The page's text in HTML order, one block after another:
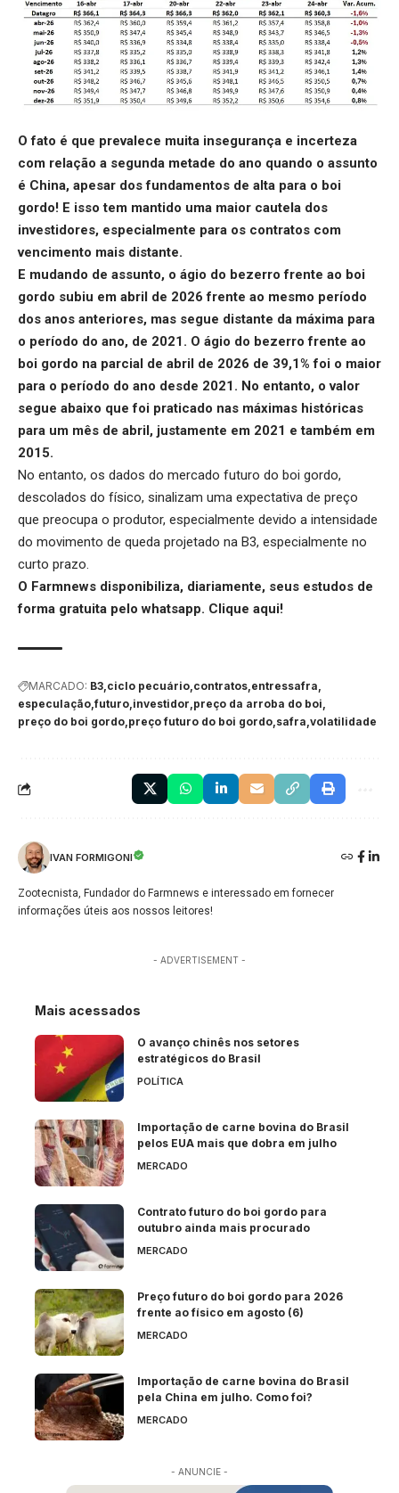
O fato é que prevalece muita insegurança e incerteza
com relação a segunda metade do ano quando o assunto
é China, apesar dos fundamentos de alta para o boi
gordo! E isso tem mantido uma maior cautela dos
investidores, especialmente para os contratos com
vencimento mais distante.
E mudando de assunto, o ágio do bezerro frente ao boi
gordo subiu em abril de 2026 frente ao mesmo período
dos anos anteriores, mas segue distante da máxima para
o período do ano, de 2021. O ágio do bezerro frente ao
boi gordo na parcial de abril de 2026 de 39,1% foi o maior
para o período do ano desde 2021. No entanto, o valor
segue abaixo que foi praticado nas máximas históricas
para um mês de abril, justamente em 2021 e também em
2015.
No entanto, os dados do mercado futuro do boi gordo,
descolados do físico, sinalizam uma expectativa de preço
que preocupa o produtor, especialmente devido a intensidade
do movimento de queda projetado na B3, especialmente no
curto prazo.
O Farmnews disponibiliza, diariamente, seus estudos de
forma gratuita pelo whatsapp. Clique aqui!
MARCADO: B3 ciclo pecuário contratos entressafra
especulação futuro investidor preço da arroba do boi
preço do boi gordo preço futuro do boi gordo safra volatilidade
IVAN FORMIGONI
Zootecnista, Fundador do Farmnews e interessado em fornecer
informações úteis aos nossos leitores!
- ADVERTISEMENT -
Mais acessados
O avanço chinês nos setores
estratégicos do Brasil
POLÍTICA
Importação de carne bovina do Brasil
pelos EUA mais que dobra em julho
MERCADO
Contrato futuro do boi gordo para
outubro ainda mais procurado
MERCADO
Preço futuro do boi gordo para 2026
frente ao físico em agosto (6)
MERCADO
Importação de carne bovina do Brasil
pela China em julho. Como foi?
MERCADO
- ANUNCIE -